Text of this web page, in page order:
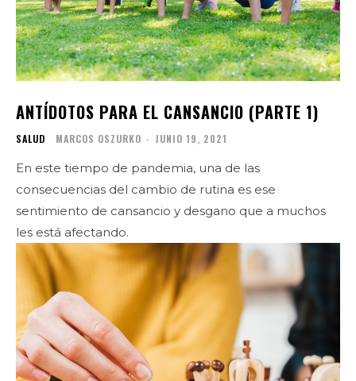
ANTÍDOTOS PARA EL CANSANCIO (PARTE 1)
SALUD MARCOS OSZURKO - JUNIO 19, 2021
En este tiempo de pandemia, una de las
consecuencias del cambio de rutina es ese
sentimiento de cansancio y desgano que a muchos
les está afectando.